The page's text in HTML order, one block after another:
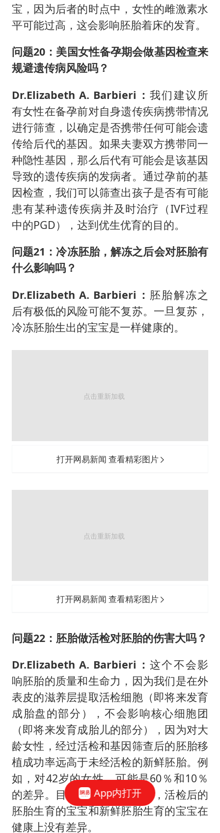
宝，因为后者的时点中，女性的雌激素水
平可能过高，这会影响胚胎着床的发育。
问题20： 美国女性备孕期会做基因检查来
规避遗传病风险吗？
Dr.Elizabeth A. Barbieri： 我们建议所
有女性在备孕前对自身遗传疾病携带情况
进行筛查，以确定是否携带任何可能会遗
传给后代的基因。如果夫妻双方携带同一
种隐性基因，那么后代有可能会是该基因
导致的遗传疾病的发病者。通过孕前的基
因检查，我们可以筛查出孩子是否有可能
患有某种遗传疾病并及时治疗（IVF过程
中的PGD），达到优生优育的目的。
问题21：冷冻胚胎，解冻之后会对胚胎有
什么影响吗？
Dr.Elizabeth A. Barbieri： 胚胎解冻之
后有极低的风险可能不复苏。一旦复苏，
冷冻胚胎生出的宝宝是一样健康的。
打开网易新闻 查看精彩图片
打开网易新闻 查看精彩图片
问题22： 胚胎做活检对胚胎的伤害大吗？
Dr.Elizabeth A. Barbieri： 这个不会影
响胚胎的质量和生命力，因为我们是在外
表皮的滋养层提取活检细胞（即将来发育
成胎盘的部分），不会影响核心细胞团
（即将来发育成胎儿的部分），因为对大
龄女性，经过活检和基因筛查后的胚胎移
植成功率远高于未经活检的新鲜胚胎。例
如，对42岁的女性，可能是60％和10％
的差异。目前的跟踪研究发现，活检后的
胚胎生育的宝宝和新鲜胚胎生育的宝宝在
健康上没有差异。
App内打开